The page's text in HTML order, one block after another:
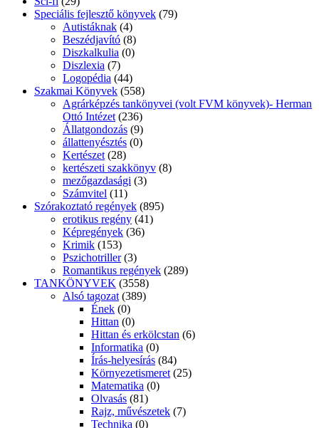
Speciális fejlesztő könyvek (79)
Autistáknak (4)
Beszédjavító (8)
Diszkalkulia (0)
Diszlexia (7)
Logopédia (44)
Szakmai Könyvek (558)
Agrárképzés tankönyvei (volt FVM könyvek)- Herman
Ottó Intézet (236)
Állatgondozás (9)
állattenyésztés (0)
Kertészet (28)
kertészeti szakkönyv (8)
mezőgazdasági (3)
Számvitel (11)
Szórakoztató regények (895)
erotikus regény (41)
Képregények (36)
Krimik (153)
Pszichotriller (3)
Romantikus regények (289)
TANKÖNYVEK (3558)
Alsó tagozat (389)
Ének (0)
Hittan (0)
Hittan és erkölcstan (6)
Informatika (0)
Írás-helyesírás (84)
Környezetismeret (25)
Matematika (0)
Olvasás (81)
Rajz, művészetek (7)
Technika (0)